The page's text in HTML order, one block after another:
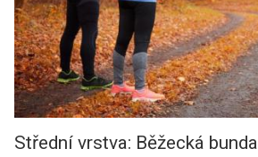
Střední vrstva: Běžecká bunda